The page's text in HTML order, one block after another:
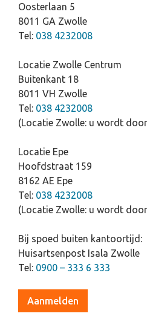
Oosterlaan 5
8011 GA Zwolle
Tel: 038 4232008
Locatie Zwolle Centrum
Buitenkant 18
8011 VH Zwolle
Tel: 038 4232008
(Locatie Zwolle: u wordt
Locatie Epe
Hoofdstraat 159
8162 AE Epe
Tel: 038 4232008
(Locatie Zwolle: u wordt
Bij spoed buiten kantoortijd:
Huisartsenpost Isala Zwolle
Tel: 0900 – 333 6 333
Aanmelden